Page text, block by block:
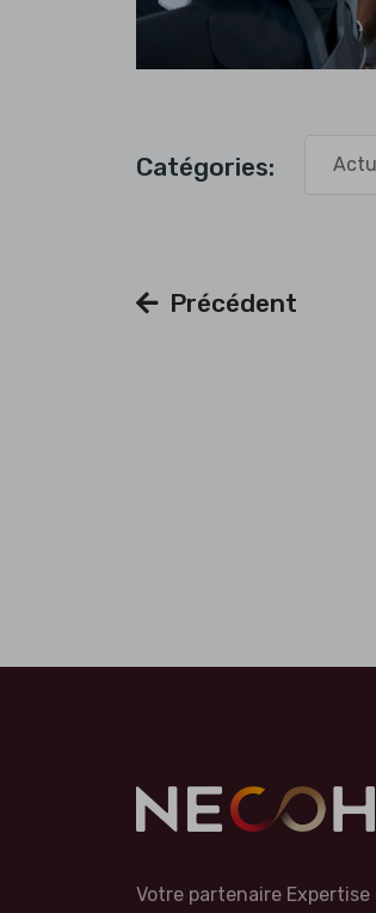
Catégories:
Précédent
Votre partenaire Expertise